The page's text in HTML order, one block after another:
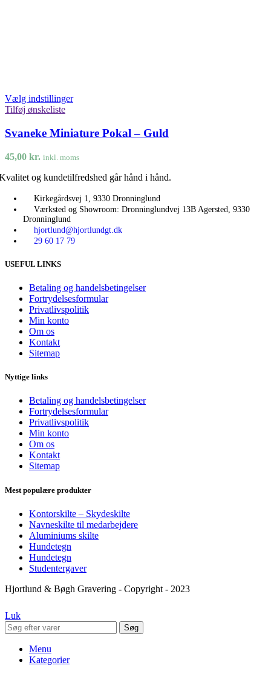
Vælg indstillinger
Tilføj ønskeliste
Svaneke Miniature Pokal – Guld
45,00 kr. inkl. moms
og kundetilfredshed går hånd i hånd.
Kirkegårdsvej 1, 9330 Dronninglund
Værksted og Showroom: Dronninglundvej 13B Agersted, 9330
Dronninglund
hjortlund@hjortlundgt.dk
29 60 17 79
USEFUL LINKS
Betaling og handelsbetingelser
Fortrydelsesformular
Privatlivspolitik
Min konto
Om os
Kontakt
Sitemap
Nyttige links
Betaling og handelsbetingelser
Fortrydelsesformular
Privatlivspolitik
Min konto
Om os
Kontakt
Sitemap
Mest populære produkter
Kontorskilte – Skydeskilte
Navneskilte til medarbejdere
Aluminiums skilte
Hundetegn
Hundetegn
Studentergaver
Hjortlund & Bøgh Gravering - Copyright - 2023
Luk
Søg
Menu
Kategorier